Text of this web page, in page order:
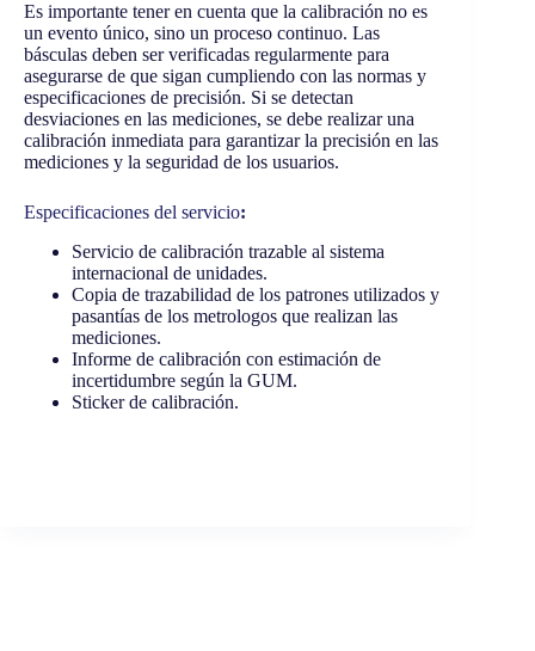
Es importante tener en cuenta que la calibración no es
un evento único, sino un proceso continuo. Las
básculas deben ser verificadas regularmente para
asegurarse de que sigan cumpliendo con las normas y
especificaciones de precisión. Si se detectan
desviaciones en las mediciones, se debe realizar una
calibración inmediata para garantizar la precisión en las
mediciones y la seguridad de los usuarios.
Especificaciones del servicio:
Servicio de calibración trazable al sistema
internacional de unidades.
Copia de trazabilidad de los patrones utilizados y
pasantías de los metrologos que realizan las
mediciones.
Informe de calibración con estimación de
incertidumbre según la GUM.
Sticker de calibración.